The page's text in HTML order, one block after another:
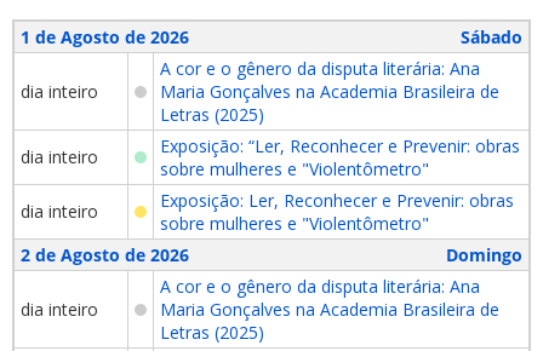
1 de Agosto de 2026 Sábado
dia inteiro
A cor e o gênero da disputa literária: Ana
Maria Gonçalves na Academia Brasileira de
Letras (2025)
dia inteiro
Exposição: “Ler, Reconhecer e Prevenir: obras
sobre mulheres e "Violentômetro"
dia inteiro
Exposição: Ler, Reconhecer e Prevenir: obras
sobre mulheres e "Violentômetro"
2 de Agosto de 2026
Domingo
dia inteiro
A cor e o gênero da disputa literária: Ana
Maria Gonçalves na Academia Brasileira de
Letras (2025)